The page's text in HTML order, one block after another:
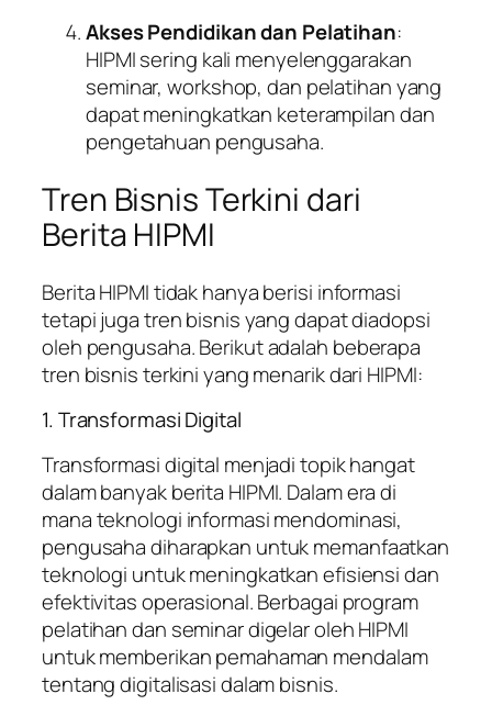
Akses Pendidikan dan Pelatihan:
HIPMI sering kali menyelenggarakan
seminar, workshop, dan pelatihan yang
dapat meningkatkan keterampilan dan
pengetahuan pengusaha.
Tren Bisnis Terkini dari
Berita HIPMI
Berita HIPMI tidak hanya berisi informasi
tetapi juga tren bisnis yang dapat diadopsi
oleh pengusaha. Berikut adalah beberapa
tren bisnis terkini yang menarik dari HIPMI:
1. Transformasi Digital
Transformasi digital menjadi topik hangat
dalam banyak berita HIPMI. Dalam era di
mana teknologi informasi mendominasi,
pengusaha diharapkan untuk memanfaatkan
teknologi untuk meningkatkan efisiensi dan
efektivitas operasional. Berbagai program
pelatihan dan seminar digelar oleh HIPMI
untuk memberikan pemahaman mendalam
tentang digitalisasi dalam bisnis.